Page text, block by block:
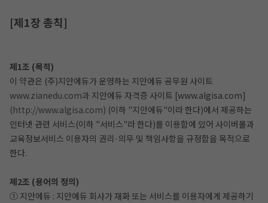
[제1장 총칙]
제1조 (목적)
이 약관은 (주)지안에듀가 운영하는 지안에듀 공무원 사이트
www.zianedu.com과 지안에듀 자격증 사이트 [www.algisa.com]
(http://www.algisa.com) (이하 "지안에듀"이라 한다)에서 제공하는
인터넷 관련 서비스(이하 "서비스"라 한다)를 이용함에 있어 사이버몰과
교육정보서비스 이용자의 권리·의무 및 책임사항을 규정함을 목적으로
한다.
제2조 (용어의 정의)
① 지안에듀 : 지안에듀 회사가 재화 또는 서비스를 이용자에게 제공하기